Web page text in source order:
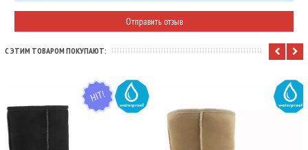
С ЭТИМ ТОВАРОМ ПОКУПАЮТ:
HIT WATER WATER